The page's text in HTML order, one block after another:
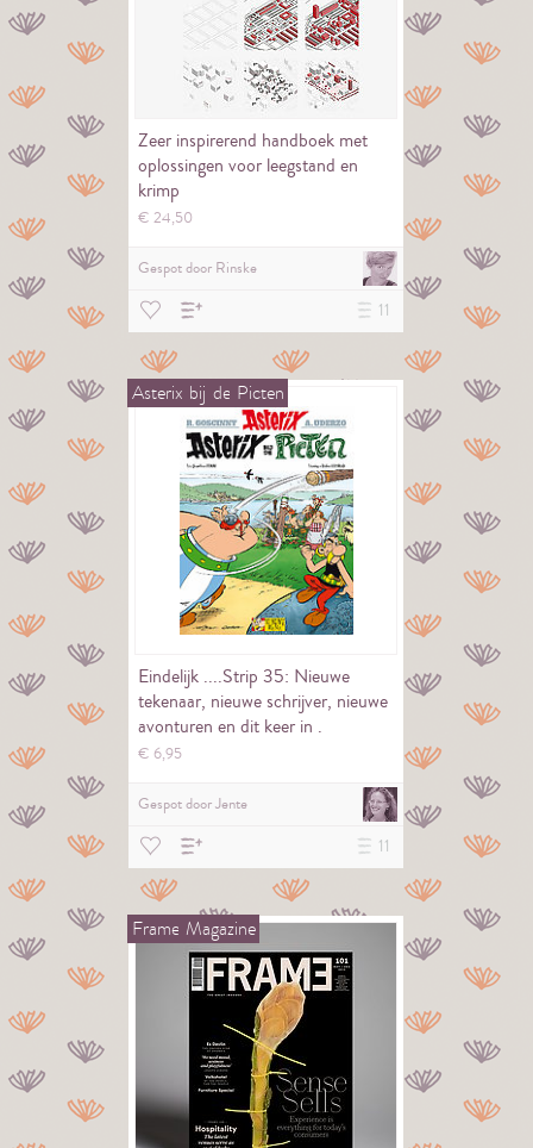
Zeer inspirerend handboek met
oplossingen voor leegstand en
krimp
€24,50
Gespot door Rinske
11
Asterix bij de Picten
Eindelijk ....Strip 35: Nieuwe
tekenaar, nieuwe schrijver, nieuwe
avonturen en dit keer in .
€ 6,95
Gespot doorJente
11
Frame Magazine